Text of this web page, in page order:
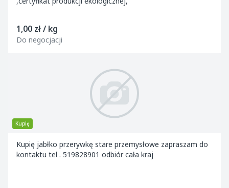
1,00 zł / kg
Do negocjacji
Kupię
Kupię jabłko przerywkę stare przemysłowe zapraszam do
kontaktu tel . 519828901 odbiór cała kraj